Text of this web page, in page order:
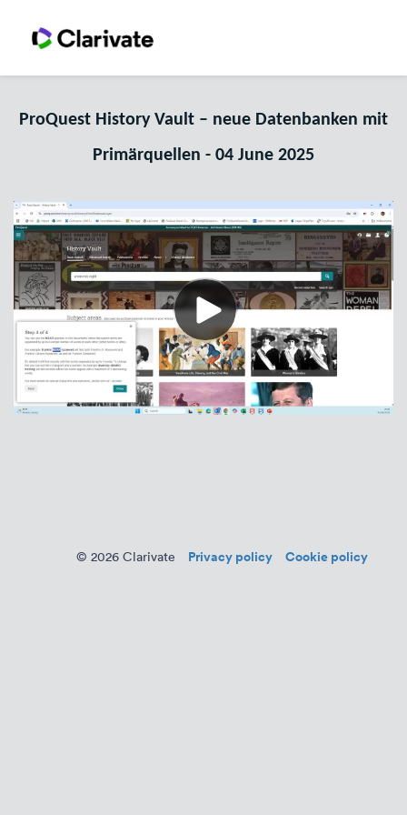
ProQuest History Vault – neue Datenbanken mit
Primärquellen - 04 June 2025
© 2026 Clarivate Privacy policy Cookie policy